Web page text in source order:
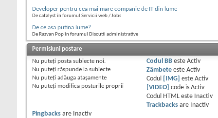
Developer pentru cea mai mare companie de IT din lume
De catalyst în forumul Servicii web / Jobs
De ce asa putina lume?
De Razvan Pop în forumul Discutii administrative
Permisiuni postare
Nu puteţi posta subiecte noi.
Nu puteţi răspunde la subiecte
Nu puteţi adăuga ataşamente
Nu puteţi modifica posturile proprii
Codul BBeste Activ
Zâmbeteeste Activ
Codul
[IMG] este Activ
[VIDEO]
code is Activ
Codul HTML este
Inactiv
Trackbacksare
Inactiv
Pingbacks are
Inactiv